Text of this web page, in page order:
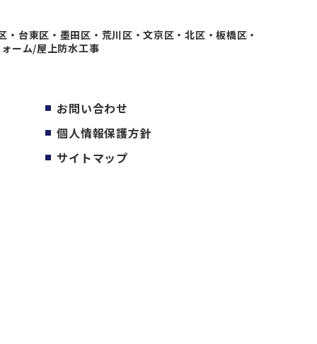
台東区・墨田区・荒川区・文京区・北区・板橋区・
ーム/屋上防水工事
お問い合わせ
個人情報保護方針
サイトマップ